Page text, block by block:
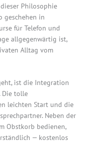
Philosophie
geschehen in
für Telefon und
allgegenwärtig ist,
Alltag vom
ist die Integration
Die tolle
leichten Start und die
Neben der
Obstkorb bedienen,
— kostenlos